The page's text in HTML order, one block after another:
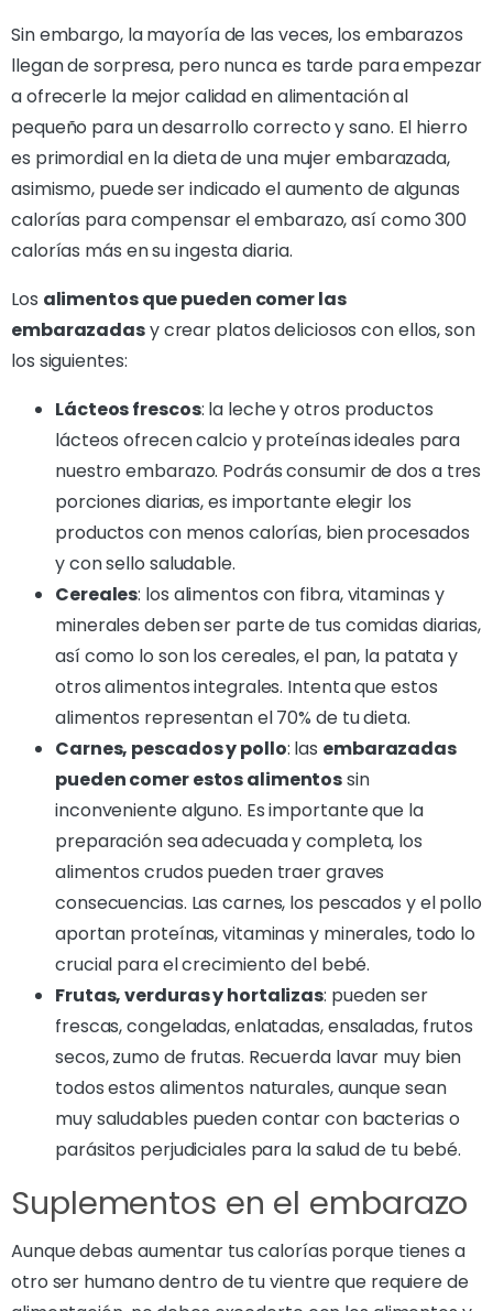
Sin embargo, la mayoría de las veces, los embarazos
llegan de sorpresa, pero nunca es tarde para empezar
a ofrecerle la mejor calidad en alimentación al
pequeño para un desarrollo correcto y sano. El hierro
es primordial en la dieta de una mujer embarazada,
asimismo, puede ser indicado el aumento de algunas
calorías para compensar el embarazo, así como 300
calorías más en su ingesta diaria.
Los alimentos que pueden comer las
embarazadasy crear platos deliciosos con ellos, son
los siguientes:
Lácteos frescos: la leche y otros productos
lácteos ofrecen calcio y proteínas ideales para
nuestro embarazo. Podrás consumir de dos a tres
porciones diarias, es importante elegir los
productos con menos calorías, bien procesados
y con sello saludable.
Cereales: los alimentos con fibra, vitaminas y
minerales deben ser parte de tus comidas diarias,
así como lo son los cereales, el pan, la patata y
otros alimentos integrales. Intenta que estos
alimentos representan el 70% de tu dieta.
Carnes, pescados y pollo: las embarazadas
pueden comer estos alimentossin
inconveniente alguno. Es importante que la
preparación sea adecuada y completa, los
alimentos crudos pueden traer graves
consecuencias. Las carnes, los pescados y el pollo
aportan proteínas, vitaminas y minerales, todo lo
crucial para el crecimiento del bebé.
Frutas, verduras y hortalizas: pueden ser
frescas, congeladas, enlatadas, ensaladas, frutos
secos, zumo de frutas. Recuerda lavar muy bien
todos estos alimentos naturales, aunque sean
muy saludables pueden contar con bacterias o
parásitos perjudiciales para la salud de tu bebé.
Suplementos en el embarazo
Aunque debas aumentar tus calorías porque tienes a
otro ser humano dentro de tu vientre que requiere de